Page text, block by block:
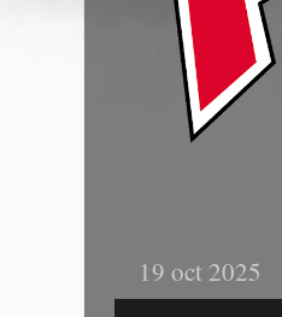
19 oct 2025